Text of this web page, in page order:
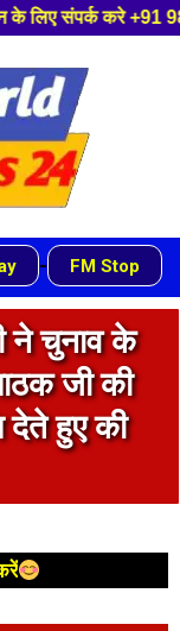
,हमारे
- FM Stop
ने चुनाव के
जी की
देते हुए की